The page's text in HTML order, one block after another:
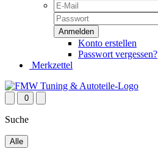
Konto erstellen
Passwort vergessen?
Merkzettel
0
Suche
Alle